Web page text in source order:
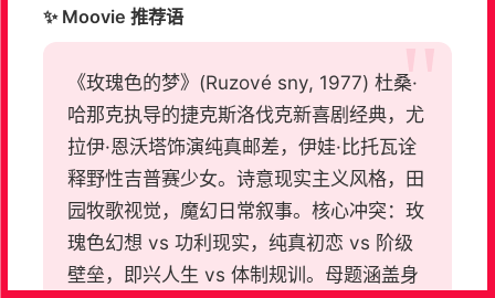
✨ Moovie 推荐语
《玫瑰色的梦》(Ruzové sny, 1977) 杜桑·
哈那克执导的捷克斯洛伐克新喜剧经典，尤
拉伊·恩沃塔饰演纯真邮差，伊娃·比托瓦诠
释野性吉普赛少女。诗意现实主义风格，田
园牧歌视觉，魔幻日常叙事。核心冲突：玫
瑰色幻想 vs 功利现实，纯真初恋 vs 阶级
壁垒，即兴人生 vs 体制规训。母题涵盖身